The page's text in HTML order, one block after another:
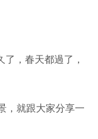
，春天都過了，
，就跟大家分享一